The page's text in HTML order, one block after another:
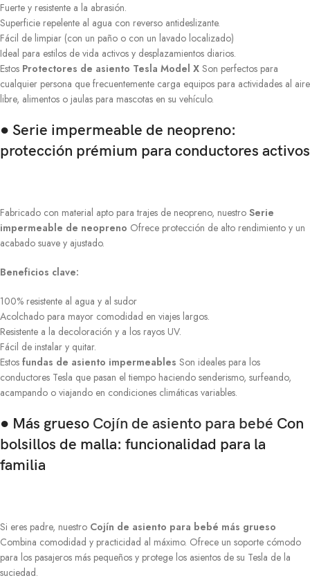
Fuerte y resistente a la abrasión.
Superficie repelente al agua con reverso antideslizante.
Fácil de limpiar (con un paño o con un lavado localizado)
Ideal para estilos de vida activos y desplazamientos diarios.
Estos Protectores de asiento Tesla Model X Son perfectos para
cualquier persona que frecuentemente carga equipos para actividades al aire
libre, alimentos o jaulas para mascotas en su vehículo.
● Serie impermeable de neopreno:
protección prémium para conductores activos
Fabricado con material apto para trajes de neopreno, nuestro Serie
impermeable de neopreno Ofrece protección de alto rendimiento y un
acabado suave y ajustado.
Beneficios clave:
100% resistente al agua y al sudor
Acolchado para mayor comodidad en viajes largos.
Resistente a la decoloración y a los rayos UV.
Fácil de instalar y quitar.
Estos fundas de asiento impermeables Son ideales para los
conductores Tesla que pasan el tiempo haciendo senderismo, surfeando,
acampando o viajando en condiciones climáticas variables.
● Más grueso Cojín de asiento para bebé Con
bolsillos de malla: funcionalidad para la
familia
Si eres padre, nuestro Cojín de asiento para bebé más grueso
Combina comodidad y practicidad al máximo. Ofrece un soporte cómodo
para los pasajeros más pequeños y protege los asientos de su Tesla de la
suciedad.